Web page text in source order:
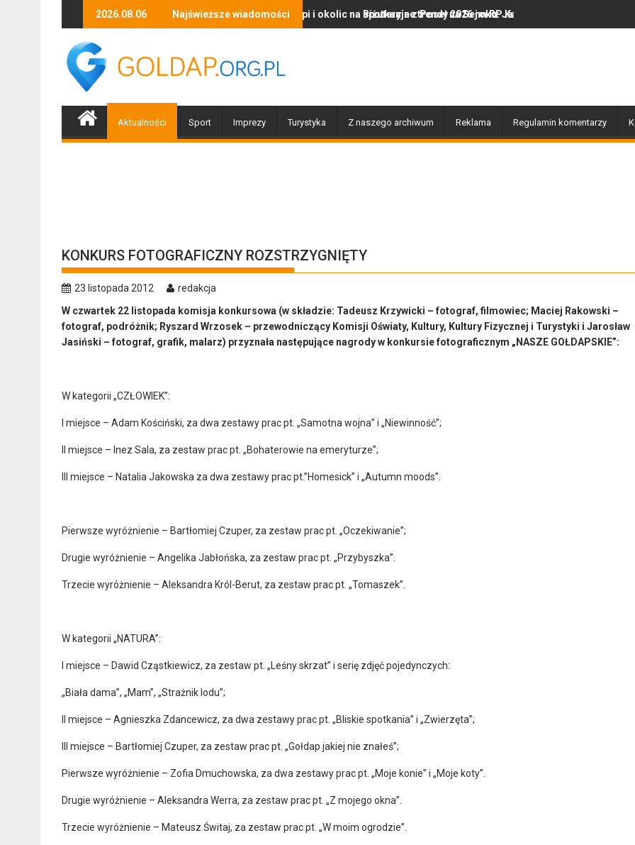
2026.08.06 Najświeższe wiadomości
Zapraszamy mieszkańców Gołdapi i okolic na spotkanie z Poseł na Sejm RP Katarzyną Królak
Biżuteryjne trendy 2026 roku: Jak polska marka olor.pl podbija serca
Aktualności Sport Imprezy Turystyka Z naszego archiwum Reklama Regulamin komentarzy
KONKURS FOTOGRAFICZNY ROZSTRZYGNIĘTY
23 listopada 2012
redakcja
W czwartek 22 listopada komisja konkursowa (w składzie: Tadeusz Krzywicki – fotograf, filmowiec; Maciej Rakowski –
fotograf, podróżnik; Ryszard Wrzosek – przewodniczący Komisji Oświaty, Kultury, Kultury Fizycznej i Turystyki i Jarosław
Jasiński – fotograf, grafik, malarz) przyznała następujące nagrody w konkursie fotograficznym „NASZE GOŁDAPSKIE”:
W kategorii „CZŁOWIEK”:
I miejsce – Adam Kościński, za dwa zestawy prac pt. „Samotna wojna” i „Niewinność”;
II miejsce – Inez Sala, za zestaw prac pt. „Bohaterowie na emeryturze”;
III miejsce – Natalia Jakowska za dwa zestawy prac pt.”Homesick” i „Autumn moods”.
Pierwsze wyróżnienie – Bartłomiej Czuper, za zestaw prac pt. „Oczekiwanie”;
Drugie wyróżnienie – Angelika Jabłońska, za zestaw prac pt. „Przybyszka”.
Trzecie wyróżnienie – Aleksandra Król-Berut, za zestaw prac pt. „Tomaszek”.
W kategorii „NATURA”:
I miejsce – Dawid Cząstkiewicz, za zestaw pt. „Leśny skrzat” i serię zdjęć pojedynczych:
„Biała dama”, „Mam”, „Strażnik lodu”;
II miejsce – Agnieszka Zdancewicz, za dwa zestawy prac pt. „Bliskie spotkania” i „Zwierzęta”;
III miejsce – Bartłomiej Czuper, za zestaw prac pt. „Gołdap jakiej nie znałeś”;
Pierwsze wyróżnienie – Zofia Dmuchowska, za dwa zestawy prac pt. „Moje konie” i „Moje koty”.
Drugie wyróżnienie – Aleksandra Werra, za zestaw prac pt. „Z mojego okna”.
Trzecie wyróżnienie – Mateusz Świtaj, za zestaw prac pt. „W moim ogrodzie”.